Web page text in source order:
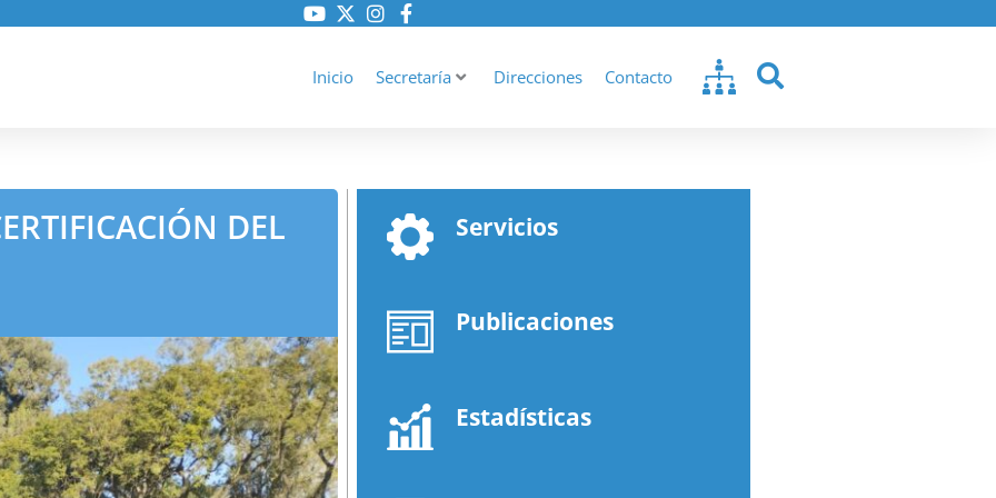
Inicio Secretaría Direcciones Contacto
DEL
Servicios
Publicaciones
Estadísticas